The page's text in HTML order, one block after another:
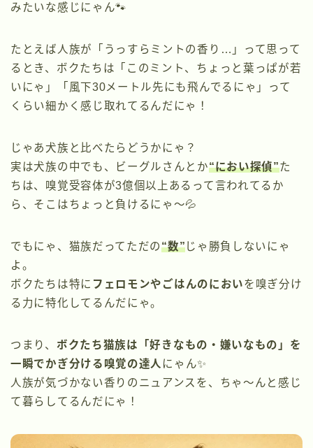
みたいな感じにゃん🐾
たとえば人族が「うっすらミントの香り…」って思って
るとき、ボクたちは「このミント、ちょっと葉っぱが若
いにゃ」「風下30メートル先にも飛んでるにゃ」って
くらい細かく感じ取れてるんだにゃ！
じゃあ犬族と比べたらどうかにゃ？
実は犬族の中でも、ビーグルさんとか“におい探偵”た
ちは、嗅覚受容体が3億個以上あるって言われてるか
ら、そこはちょっと負けるにゃ〜💦
でもにゃ、猫族だってただの“数”じゃ勝負しないにゃ
よ。
ボクたちは特に フェロモンやごはんのにおいを嗅ぎ分け
る力に特化してるんだにゃ。
つまり、 ボクたち猫族は「好きなもの・嫌いなもの」を
一瞬でかぎ分ける嗅覚の達人 にゃん✨
人族が気づかない香りのニュアンスを、ちゃ〜んと感じ
て暮らしてるんだにゃ！